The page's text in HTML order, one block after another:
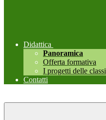
Didattica
Panoramica
Offerta formativa
I progetti delle classi
Contatti